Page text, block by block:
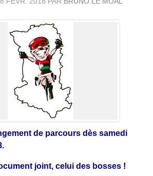
de parcours dès samedi
joint, celui des bosses !